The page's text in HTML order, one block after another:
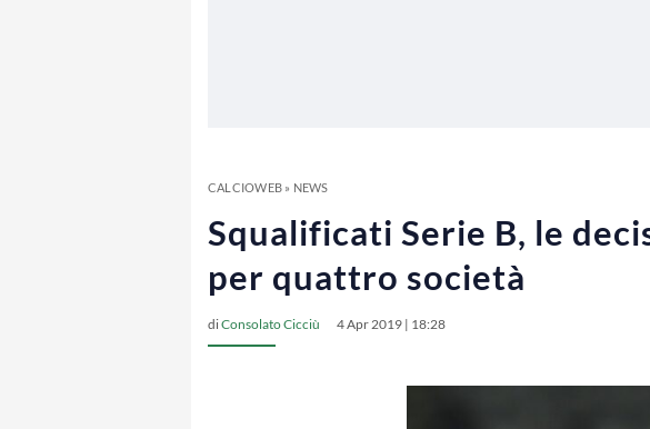
CALCIOWEB» NEWS
Squalificati Serie B, le
per quattro società
diConsolato Cicciù 4 Apr 2019 | 18:28